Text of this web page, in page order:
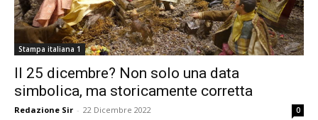
Stampa italiana 1
Il 25 dicembre? Non solo una data
simbolica, ma storicamente corretta
Redazione Sir - 22 Dicembre 2022 0